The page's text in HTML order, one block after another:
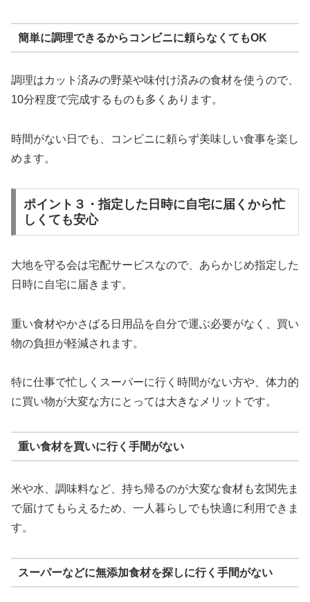
簡単に調理できるからコンビニに頼らなくてもOK
調理はカット済みの野菜や味付け済みの食材を使うので、
10分程度で完成するものも多くあります。
時間がない日でも、コンビニに頼らず美味しい食事を楽し
めます。
ポイント３・指定した日時に自宅に届くから忙
しくても安心
大地を守る会は宅配サービスなので、あらかじめ指定した
日時に自宅に届きます。
重い食材やかさばる日用品を自分で運ぶ必要がなく、買い
物の負担が軽減されます。
特に仕事で忙しくスーパーに行く時間がない方や、体力的
に買い物が大変な方にとっては大きなメリットです。
重い食材を買いに行く手間がない
米や水、調味料など、持ち帰るのが大変な食材も玄関先ま
で届けてもらえるため、一人暮らしでも快適に利用できま
す。
スーパーなどに無添加食材を探しに行く手間がない